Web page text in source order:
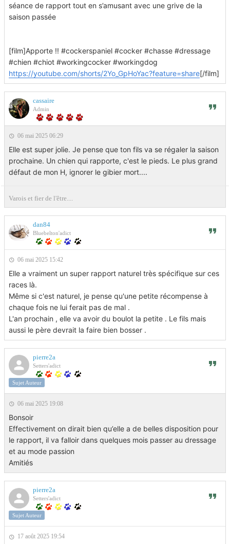
séance de rapport tout en s’amusant avec une grive de la
saison passée
[film]Apporte !! #cockerspaniel #cocker #chasse #dressage
#chien #chiot #workingcocker #workingdog
https://youtube.com/shorts/2Yo_GpHoYac?feature=share[/film]
cassaire
Admin
06 mai 2025 06:29
Elle est super jolie. Je pense que ton fils va se régaler la saison
prochaine. Un chien qui rapporte, c'est le pieds. Le plus grand
défaut de mon H, ignorer le gibier mort....
Varois et fier de l'être....
dan84
Bluebelton'adict
06 mai 2025 15:42
Elle a vraiment un super rapport naturel très spécifique sur ces
races là.
Même si c'est naturel, je pense qu'une petite récompense à
chaque fois ne lui ferait pas de mal .
L'an prochain , elle va avoir du boulot la petite . Le fils mais
aussi le père devrait la faire bien bosser .
pierre2a
Setters'adict
Sujet Auteur
06 mai 2025 19:08
Bonsoir
Effectivement on dirait bien qu’elle a de belles disposition pour
le rapport, il va falloir dans quelques mois passer au dressage
et au mode passion
Amitiés
pierre2a
Setters'adict
Sujet Auteur
17 août 2025 19:54